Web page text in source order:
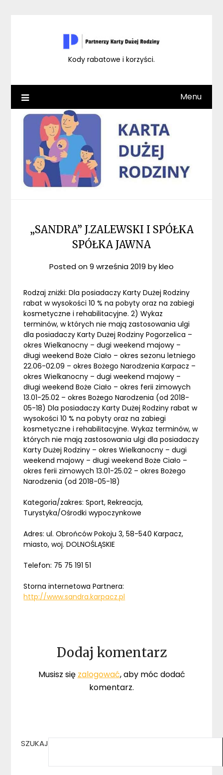
Kody rabatowe i korzyści.
Menu
„SANDRA” J.ZALEWSKI I SPÓŁKA
SPÓŁKA JAWNA
Posted on9 września 2019 bykleo
Rodzaj zniżki: Dla posiadaczy Karty Dużej Rodziny
rabat w wysokości 10 % na pobyty oraz na zabiegi
kosmetyczne i rehabilitacyjne. 2) Wykaz
terminów, w których nie mają zastosowania ulgi
dla posiadaczy Karty Dużej Rodziny Pogorzelica –
okres Wielkanocny – dugi weekend majowy –
długi weekend Boże Ciało – okres sezonu letniego
22.06-02.09 – okres Bożego Narodzenia Karpacz –
okres Wielkanocny – dugi weekend majowy –
długi weekend Boże Ciało – okres ferii zimowych
13.01-25.02 – okres Bożego Narodzenia (od 2018-
05-18) Dla posiadaczy Karty Dużej Rodziny rabat w
wysokości 10 % na pobyty oraz na zabiegi
kosmetyczne i rehabilitacyjne. Wykaz terminów, w
których nie mają zastosowania ulgi dla posiadaczy
Karty Dużej Rodziny – okres Wielkanocny – dugi
weekend majowy – długi weekend Boże Ciało –
okres ferii zimowych 13.01-25.02 – okres Bożego
Narodzenia (od 2018-05-18)
Kategoria/zakres: Sport, Rekreacja,
Turystyka/Ośrodki wypoczynkowe
Adres: ul. Obrońców Pokoju 3, 58-540 Karpacz,
miasto, woj. DOLNOŚLĄSKIE
Telefon: 75 75 191 51
Storna internetowa Partnera:
http://www.sandra.karpacz.pl
Dodaj komentarz
Musisz się zalogować, aby móc dodać
komentarz.
SZUKAJ